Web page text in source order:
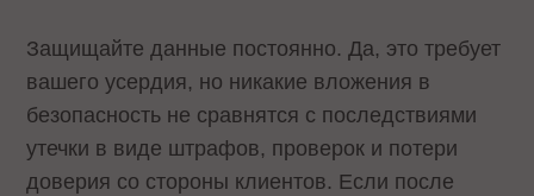
Защищайте данные постоянно. Да, это требует
вашего усердия, но никакие вложения в
безопасность не сравнятся с последствиями
утечки в виде штрафов, проверок и потери
доверия со стороны клиентов. Если после